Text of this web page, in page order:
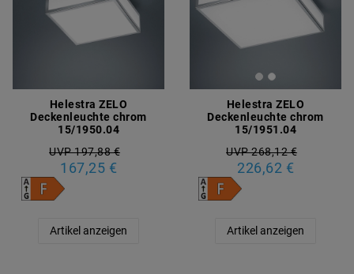
Helestra ZELO
Deckenleuchte chrom
15/1950.04
UVP 197,88 €
167,25 €
Artikel anzeigen
Helestra ZELO
Deckenleuchte chrom
15/1951.04
UVP 268,12 €
226,62 €
Artikel anzeigen